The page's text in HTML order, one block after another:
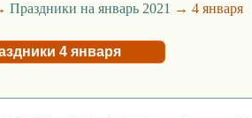
Праздники на январь 2021 → 4 января
4 января